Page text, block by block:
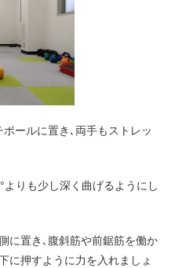
ールに置き､両手もストレッ
りも少し深く曲げるようにし
に置き､腹斜筋や前鋸筋を働か
に押すように力を入れましょ